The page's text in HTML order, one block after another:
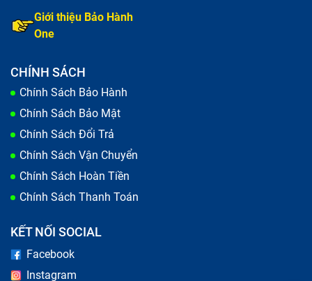
Adapter đã hết hạn sử dụng và cần thay thế. Lúc
này dù không muốn thì bạn vẫn nên sắm ngay sạc
Giới thiệu Bảo Hành
One
CHÍNH SÁCH
Chính Sách Bảo Hành
Chính Sách Bảo Mật
Chính Sách Đổi Trả
Chính Sách Vận Chuyển
Chính Sách Hoàn Tiền
Chính Sách Thanh Toán
KẾT NỐI SOCIAL
Facebook
Instagram